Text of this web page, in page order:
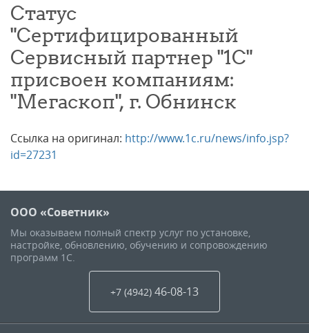
Статус
"Сертифицированный
Сервисный партнер "1С"
присвоен компаниям:
"Мегаскоп", г. Обнинск
Ссылка на оригинал: http://www.1c.ru/news/info.jsp?
id=27231
ООО «Советник»
Мы оказываем полный спектр услуг по установке,
настройке, обновлению, обучению и сопровождению
программ 1С.
+7 (4942) 46-08-13